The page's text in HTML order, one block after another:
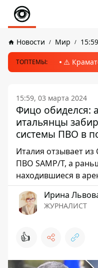
Новости Мир
ТОПТЕМЫ: ⚠️
15:59, 03 марта 2024
Фицо обиделся:
итальянцы
системы ПВО в
Италия отзывает
ПВО SAMP/T, а
находившиеся в
Ирина
ЖУРНАЛИСТ
👍